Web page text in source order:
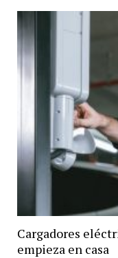
Cargadores
empieza en casa